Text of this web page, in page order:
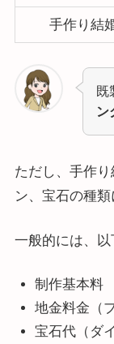
手作り結
既
ン
ただし、手作
ン、宝石の種類
一般的には、以
制作基本料
地金料金（
宝石代（ダ